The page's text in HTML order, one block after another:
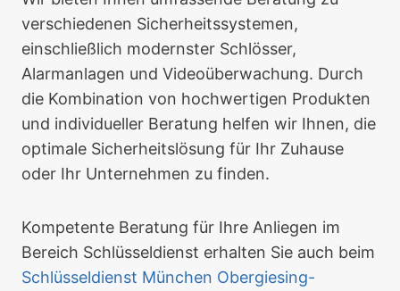
verschiedenen Sicherheitssystemen,
einschließlich modernster Schlösser,
Alarmanlagen und Videoüberwachung. Durch
die Kombination von hochwertigen Produkten
und individueller Beratung helfen wir Ihnen, die
optimale Sicherheitslösung für Ihr Zuhause
oder Ihr Unternehmen zu finden.
Kompetente Beratung für Ihre Anliegen im
Bereich Schlüsseldienst erhalten Sie auch beim
Schlüsseldienst München Obergiesing-